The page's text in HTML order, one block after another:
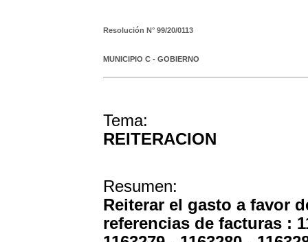
Resolución N° 99/20/0113
MUNICIPIO C - GOBIERNO
Tema:
REITERACION
Resumen:
Reiterar el gasto a favor
referencias de facturas :